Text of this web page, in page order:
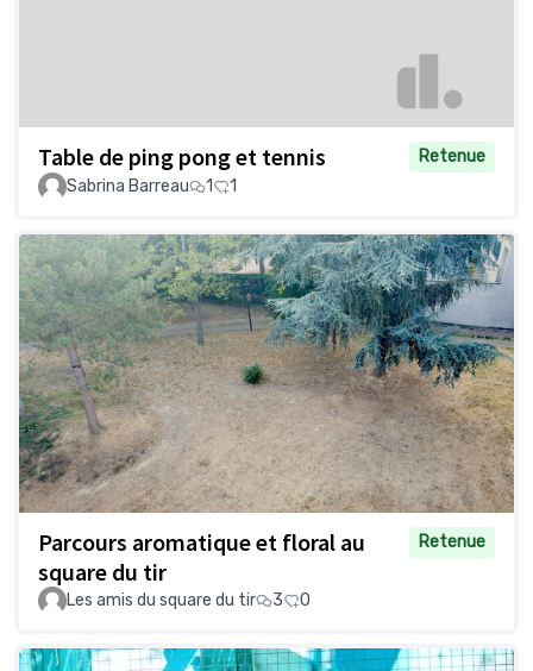
Table de ping pong et tennis
Retenue
Sabrina Barreau
1 1
Parcours aromatique et floral au
square du tir
Retenue
Les amis du square du tir 3 0